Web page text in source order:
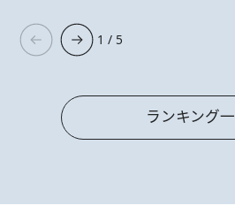
1 / 5
ランキング